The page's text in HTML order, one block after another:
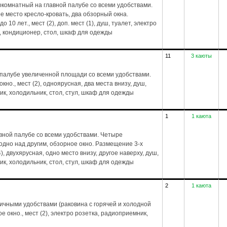
на главной палубе со всеми удобствами.
место кресло-кровать, два обзорный окна.
10 лет., мест (2), доп. мест (1), душ, туалет, электро
кондиционер, стол, шкаф для одежды
увеличенной площади со всеми удобствами.
мест (2), одноярусная, два места внизу, душ,
холодильник, стол, стул, шкаф для одежды
11 3 каюты
палубе со всеми удобствами. Четыре
над другим, обзорное окно. Размещение 3-х
двухярусная, одно место внизу, другое наверху, душ,
холодильник, стол, стул, шкаф для одежды
1 1 каюта
удобствами (раковина с горячей и холодной
окно., мест (2), электро розетка, радиоприемник,
2 1 каюта